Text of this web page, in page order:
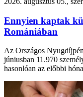
Ennyien kaptak
Romániában
Az Országos
júniusban 11.970
hasonlóan az előbbi